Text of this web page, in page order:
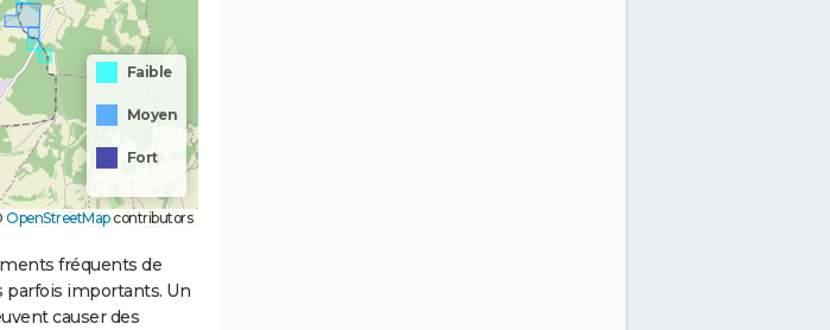
Faible
Moyen
Fort
OpenStreetMapcontributors
fréquents de
parfois importants. Un
causer des